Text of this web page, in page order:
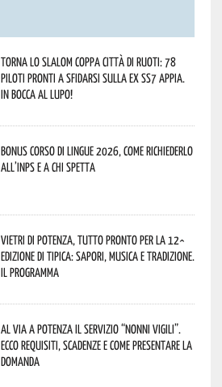
Torna lo Slalom Coppa Città di Ruoti: 78
piloti pronti a sfidarsi sulla ex SS7 Appia.
In bocca al lupo!
Bonus corso di lingue 2026, come richiederlo
all’INPS e a chi spetta
Vietri di Potenza, tutto pronto per la 12^
Edizione di Tipica: sapori, musica e tradizione.
Il programma
Al via a Potenza il servizio “Nonni Vigili”.
Ecco requisiti, scadenze e come presentare la
domanda